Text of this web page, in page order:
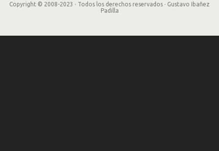
Copyright © 2008-2023 · Todos los derechos reservados · Gustavo Ibañez
Padilla